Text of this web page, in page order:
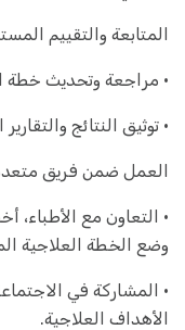
المتابعة والتقييم
• مراجعة وتحديث خطة
• توثيق النتائج
العمل ضمن فريق
• التعاون مع الأطباء،
وضع الخطة العلاجية
• المشاركة في
الأهداف العلاجية.